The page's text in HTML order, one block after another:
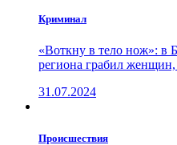
Криминал
«Воткну в тело нож»: в
региона грабил
31.07.2024
Проиcшествия